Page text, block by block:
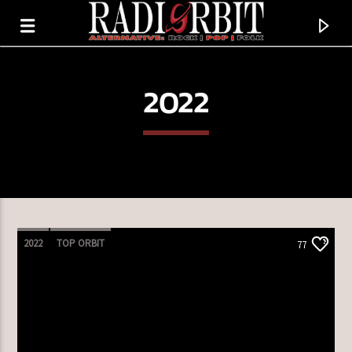
2022
2022 TOP ORBIT 77